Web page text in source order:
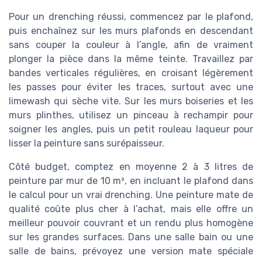
Pour un drenching réussi, commencez par le plafond,
puis enchaînez sur les murs plafonds en descendant
sans couper la couleur à l’angle, afin de vraiment
plonger la pièce dans la même teinte. Travaillez par
bandes verticales régulières, en croisant légèrement
les passes pour éviter les traces, surtout avec une
limewash qui sèche vite. Sur les murs boiseries et les
murs plinthes, utilisez un pinceau à rechampir pour
soigner les angles, puis un petit rouleau laqueur pour
lisser la peinture sans surépaisseur.
Côté budget, comptez en moyenne 2 à 3 litres de
peinture par mur de 10 m², en incluant le plafond dans
le calcul pour un vrai drenching. Une peinture mate de
qualité coûte plus cher à l’achat, mais elle offre un
meilleur pouvoir couvrant et un rendu plus homogène
sur les grandes surfaces. Dans une salle bain ou une
salle de bains, prévoyez une version mate spéciale